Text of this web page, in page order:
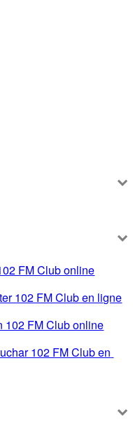
FM Club online
102 FM Club en ligne
102 FM Club online
102 FM Club en